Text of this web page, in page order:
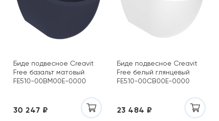
Биде подвесное Creavit
Free базальт матовый
FE510-00BM00E-0000
30 247 ₽
Биде подвесное Creavit
Free белый глянцевый
FE510-00CB00E-0000
23 484 ₽